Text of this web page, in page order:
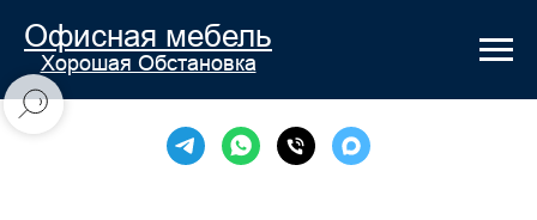
Офисная мебель
Хорошая Обстановка